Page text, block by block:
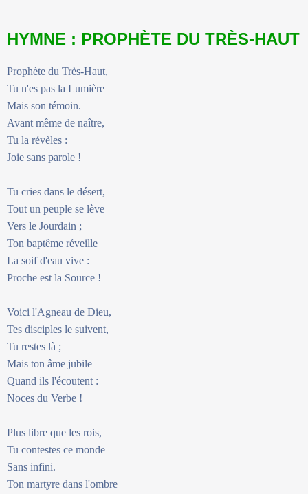
HYMNE : PROPHÈTE DU TRÈS-HAUT
Prophète du Très-Haut,
Tu n'es pas la Lumière
Mais son témoin.
Avant même de naître,
Tu la révèles :
Joie sans parole !
Tu cries dans le désert,
Tout un peuple se lève
Vers le Jourdain ;
Ton baptême réveille
La soif d'eau vive :
Proche est la Source !
Voici l'Agneau de Dieu,
Tes disciples le suivent,
Tu restes là ;
Mais ton âme jubile
Quand ils l'écoutent :
Noces du Verbe !
Plus libre que les rois,
Tu contestes ce monde
Sans infini.
Ton martyre dans l'ombre